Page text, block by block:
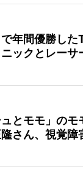
で年間優勝し
ニックとレーサ
とモモ」のモ
さん、視覚